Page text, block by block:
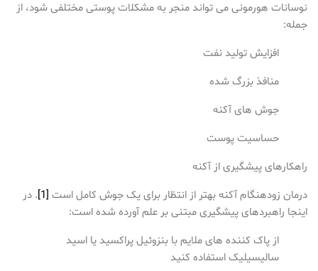
نوسانات هورمونی می تواند منجر به مشکلات پوستی مختلفی شود، از
جمله:
افزایش تولید نفت
منافذ بزرگ شده
جوش های آکنه
حساسیت پوست
راهکارهای پیشگیری از آکنه
درمان زودهنگام آکنه بهتر از انتظار برای یک جوش کامل است [1]
. در
اینجا راهبردهای پیشگیری مبتنی بر علم آورده شده است:
از پاک کننده های ملایم با بنزوئیل پراکسید یا اسید
سالیسیلیک استفاده کنید